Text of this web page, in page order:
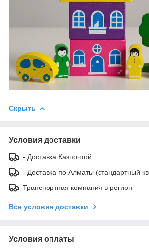
Скрыть
Условия доставки
- Доставка Казпочтой
- Доставка по Алматы (стандартный
Транспортная компания в регион
Все условия доставки
Условия оплаты